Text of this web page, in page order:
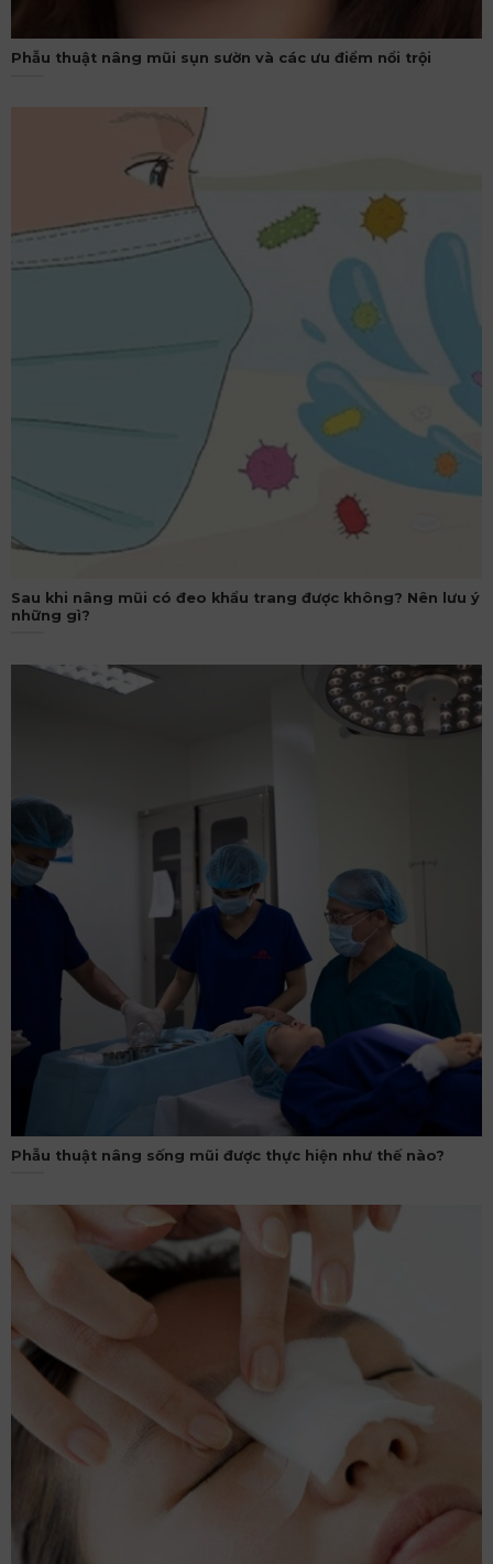
Phẫu thuật nâng mũi sụn sườn và các ưu điểm nổi trội
Sau khi nâng mũi có đeo khẩu trang được không? Nên lưu ý
những gì?
Phẫu thuật nâng sống mũi được thực hiện như thế nào?